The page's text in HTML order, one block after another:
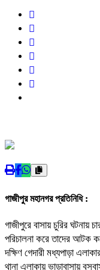
গাজীপুর মহানগর প্রতিনিধি :
গাজীপুরে বাসায় চুরির
পরিচালনা করে তাদের আটক
দক্ষিণ গেদারী মধ্যপাড়া
থানা এলাকায় ভাড়াবাসায়